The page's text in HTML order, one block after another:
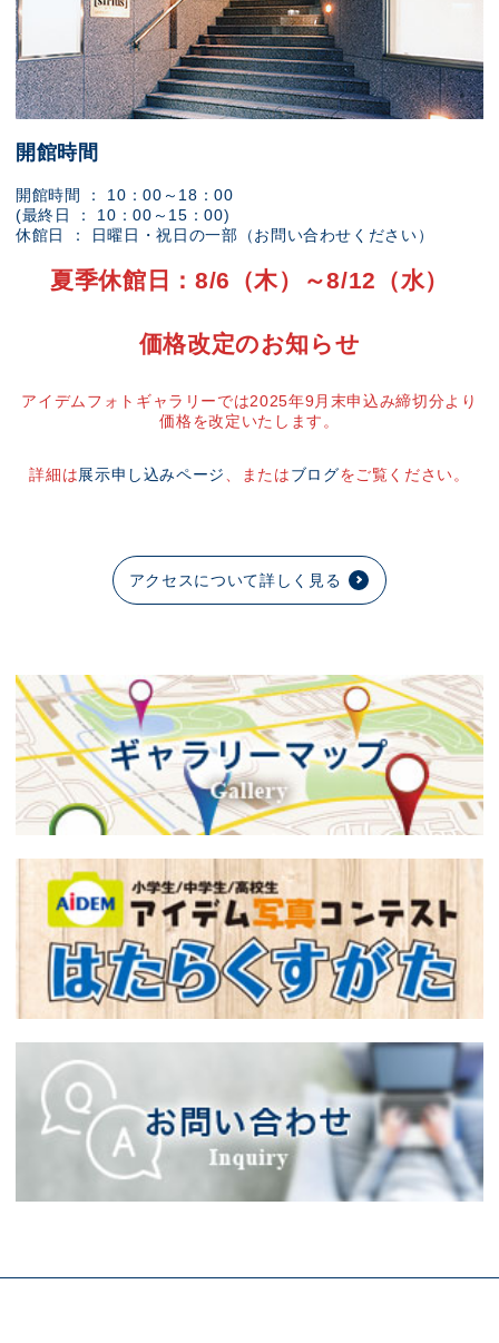
開館時間
開館時間 ： 10：00～18：00
(最終日 ： 10：00～15：00)
休館日 ： 日曜日・祝日の一部（お問い合わせください）
夏季休館日：8/6（木）～8/12（水）
価格改定のお知らせ
アイデムフォトギャラリーでは2025年9月末申込み締切分より
価格を改定いたします。
詳細は展示申し込みページ 、またはブログをご覧ください。
アクセスについて詳しく見る